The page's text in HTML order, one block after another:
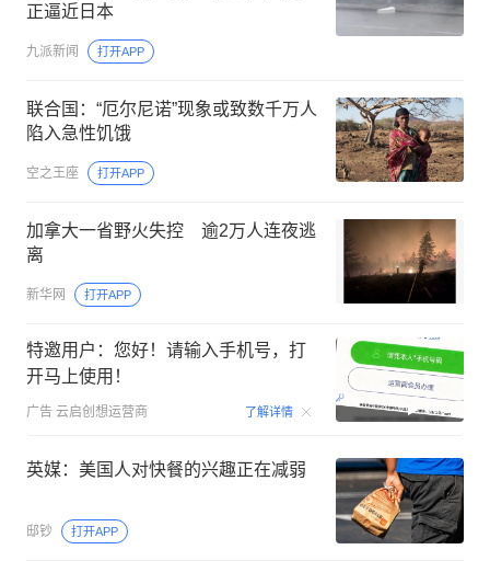
正逼近日本
九派新闻 打开APP
联合国：“厄尔尼诺”现象或致数千万人
陷入急性饥饿
空之王座 打开APP
加拿大一省野火失控 逾2万人连夜逃
离
新华网 打开APP
特邀用户：您好！请输入手机号，打
开马上使用！
广告 云启创想运营商 了解详情 00:15
英媒：美国人对快餐的兴趣正在减弱
邸钞 打开APP